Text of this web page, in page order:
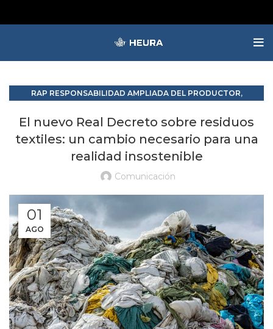
RAP RESPONSABILIDAD AMPLIADA DEL PRODUCTOR,
El nuevo Real Decreto sobre residuos
textiles: un cambio necesario para una
realidad insostenible
Comunicación
01
AGO